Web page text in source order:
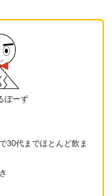
ぼーず
30代までほとんど飲ま